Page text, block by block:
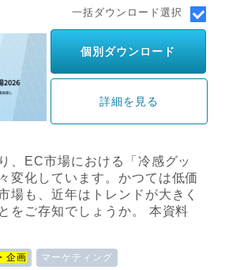
一括ダウンロード選択
個別ダウンロード
詳細を見る
、EC市場における「冷感グッ
変化しています。かつては低価
場も、近年はトレンドが大きく
をご存知でしょうか。 本資料
企画 マーケティング